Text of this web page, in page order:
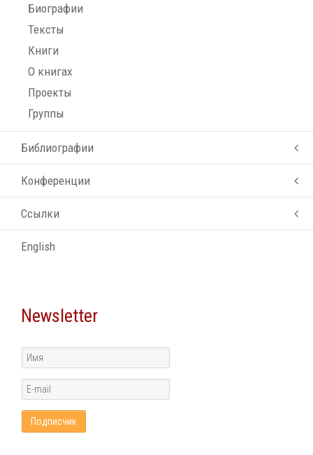
Биографии
Тексты
Книги
О книгах
Проекты
Группы
Библиографии
Конференции
Ссылки
English
Newsletter